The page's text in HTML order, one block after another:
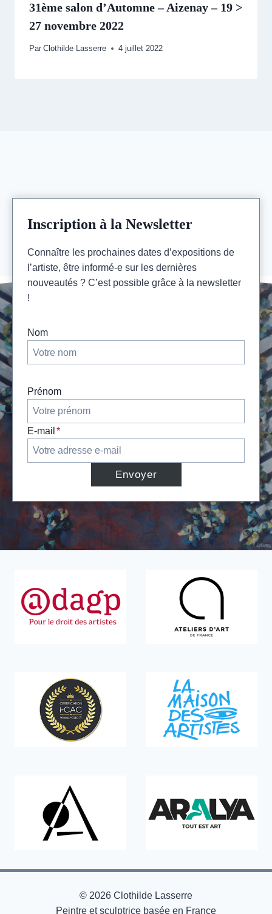
31ème salon d’Automne – Aizenay – 19 >
27 novembre 2022
Par Clothilde Lasserre 4 juillet 2022
Inscription à la Newsletter
Connaître les prochaines dates d’expositions de
l’artiste, être informé-e sur les dernières
nouveautés ? C’est possible grâce à la newsletter
!
Nom
Prénom
E-mail *
Envoyer
© 2026 Clothilde Lasserre
Peintre et sculptrice basée en France